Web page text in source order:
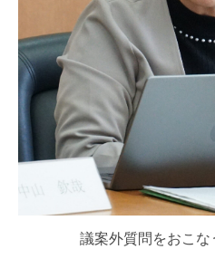
議案外質問をおこ